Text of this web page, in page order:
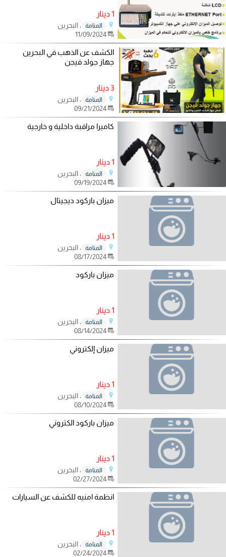
1 دينار
المنامة
، البحرين
11/09/2024
الكشف عن الذهب في البحرين
جهاز جولد فيجن
3 دينار
المنامة
، البحرين
09/21/2024
كاميرا مراقبة داخلية و خارجية
1 دينار
المنامة
، البحرين
09/19/2024
ميزان باركود ديجيتال
1 دينار
المنامة
، البحرين
08/17/2024
ميزان باركود
1 دينار
المنامة
، البحرين
08/14/2024
ميزان إلكتروني
1 دينار
المنامة
، البحرين
08/10/2024
ميزان باركود الكتروني
1 دينار
المنامة
، البحرين
02/27/2024
انظمة امنيه للكشف عن السيارات
1 دينار
المنامة
، البحرين
02/24/2024